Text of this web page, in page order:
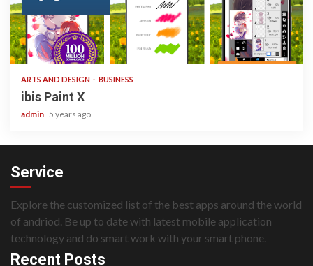
3 min read
ARTS AND DESIGN BUSINESS
ibis Paint X
admin 5 years ago
Service
Explore the customized list of the best apps around the world
of andriod. Be up to date with latest mobile application
technology and do smart work with your smart phone.
Recent Posts